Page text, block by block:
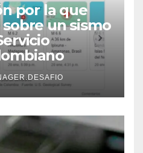
por la que
un sismo